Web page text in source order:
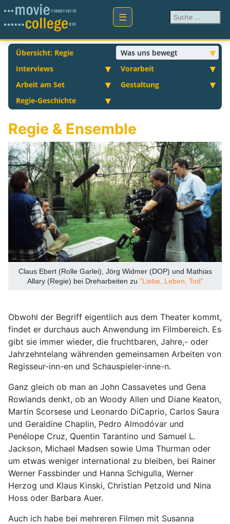
Suchen ...
Übersicht: Regie
Was uns bewegt
Interviews
Vorarbeit
Arbeit am Set
Gestaltung
Regie-Geschichte
Regie & Ensemble
Claus Ebert (Rolle Garlei), Jörg Widmer (DOP) und Mathias
Allary (Regie) bei Dreharbeiten zu "Liebe, Leben, Tod"
Obwohl der Begriff eigentlich aus dem Theater kommt,
findet er durchaus auch Anwendung im Filmbereich. Es
gibt sie immer wieder, die fruchtbaren, Jahre,- oder
Jahrzehntelang währenden gemeinsamen Arbeiten von
Regisseur-inn-en und Schauspieler-inne-n.
Ganz gleich ob man an John Cassavetes und Gena
Rowlands denkt, ob an Woody Allen und Diane Keaton,
Martin Scorsese und Leonardo DiCaprio, Carlos Saura
und Geraldine Chaplin, Pedro Almodóvar und
Penélope Cruz, Quentin Tarantino und Samuel L.
Jackson, Michael Madsen sowie Uma Thurman oder
um etwas weniger international zu bleiben, bei Rainer
Werner Fassbinder und Hanna Schigulla, Werner
Herzog und Klaus Kinski, Christian Petzold und Nina
Hoss oder Barbara Auer.
Auch ich habe bei mehreren Filmen mit Susanna